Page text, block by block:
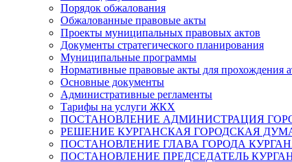
Порядок обжалования
Обжалованные правовые акты
Проекты муниципальных правовых актов
Документы стратегического планирования
Муниципальные программы
Нормативные правовые акты для прохождения
Основные документы
Административные регламенты
Тарифы на услуги ЖКХ
ПОСТАНОВЛЕНИЕ АДМИНИСТРАЦИЯ
РЕШЕНИЕ КУРГАНСКАЯ ГОРОДСКАЯ
ПОСТАНОВЛЕНИЕ ГЛАВА ГОРОДА
ПОСТАНОВЛЕНИЕ ПРЕДСЕДАТЕЛЬ